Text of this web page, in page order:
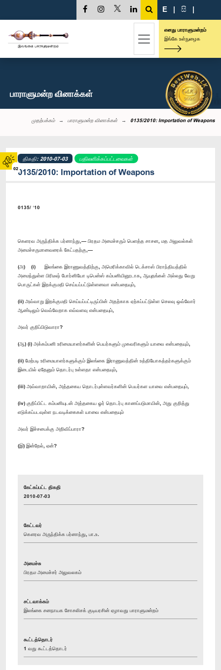
02
E | සි |
எனது பாராளுமன்றம்
இங்கே உள்நுழைக
பாராளுமன்ற வினாக்கள்
முதற்பக்கம் பாராளுமன்ற வினாக்கள் 0135/2010: Importation of Weapons
திகதி: 2010-07-03 பதிலளிக்கப்பட்டவைகள்
0135/2010: Importation of Weapons
0135/ ‘10
கெளரவ அருந்திக்க பர்னாந்து,— பிரதம அமைச்சரும் பெளத்த சாசன, மத அலுவல்கள்
அமைச்சருமானவரைக் கேட்பதற்கு,—
(அ) (i) இலங்கை இராணுவத்திற்கு, அமெரிக்காவில் டெக்சாஸ் பிராந்தியத்தில்
அமைந்துள்ள பிரிடீஷ் போர்னியோ டிபென்ஸ் கம்பனியினூடாக, ஆயுதங்கள் அல்லது வேறு
பொருட்கள் இறக்குமதி செய்யப்பட்டுள்ளனவா என்பதையும்,
(ii) அவ்வாறு இறக்குமதி செய்யப்பட்டிருப்பின் அதற்காக ஏற்கப்பட்டுள்ள செலவு ஒவ்வோர்
ஆண்டிலும் வெவ்வேறாக எவ்வளவு என்பதையும்,
அவர் குறிப்பிடுவாரா?
(ஆ) (i) அக்கம்பனி உரிமையாளர்களின் பெயர்களும் முகவரிகளும் யாவை என்பதையும்,
(ii) மேற்படி உரிமையாளர்களுக்கும் இலங்கை இராணுவத்தின் உத்தியோகத்தர்களுக்கும்
இடையில் ஏதேனும் தொடர்பு உள்ளதா என்பதையும்,
(iii) அவ்வாறாயின், அத்தகைய தொடர்புள்ளவர்களின் பெயர்கள யாவை என்பதையும்,
(iv) குறிப்பிட்ட கம்பனியுடன் அத்தகைய ஓர் தொடர்பு காணப்படுமாயின், அது குறித்து
எடுக்கப்படவுள்ள நடவடிக்கைகள் யாவை என்பதையும்
அவர் இச்சபைக்கு அறிவிப்பாரா?
(இ) இன்றேல், ஏன்?
கேட்கப்பட்ட திகதி
2010-07-03
கேட்டவர்
கௌரவ அருந்திக்க பர்னாந்து, பா.உ.
அமைச்சு
பிரதம அமைச்சர் அலுவலகம்
சட்டவாக்கம்
இலங்கை சனநாயக சோசலிசக் குடியரசின் ஏழாவது பாராளுமன்றம்
கூட்டத்தொடர்
1 வது கூட்டத்தொடர்